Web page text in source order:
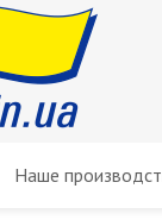
Наше